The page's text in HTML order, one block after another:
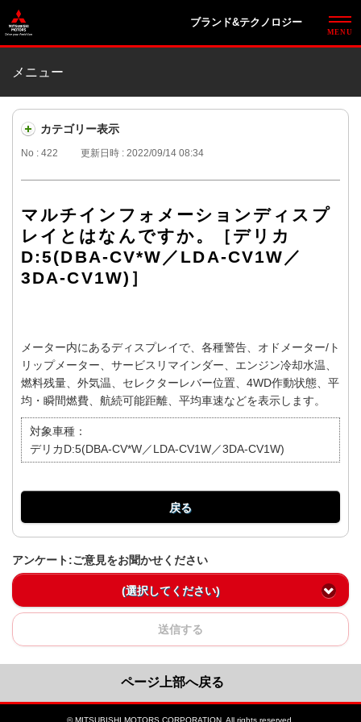
ブランド&テクノロジー
メニュー
カテゴリー表示
No : 422 更新日時 : 2022/09/14 08:34
マルチインフォメーションディスプ
レイとはなんですか。［デリカ
D:5(DBA-CV*W／LDA-CV1W／
3DA-CV1W)］
メーター内にあるディスプレイで、各種警告、オドメーター/ト
リップメーター、サービスリマインダー、エンジン冷却水温、
燃料残量、外気温、セレクターレバー位置、4WD作動状態、平
均・瞬間燃費、航続可能距離、平均車速などを表示します。
対象車種：
デリカD:5(DBA-CV*W／LDA-CV1W／3DA-CV1W)
戻る
アンケート:ご意見をお聞かせください
(選択してください)
送信する
ページ上部へ戻る
© MITSUBISHI MOTORS CORPORATION. All rights reserved.